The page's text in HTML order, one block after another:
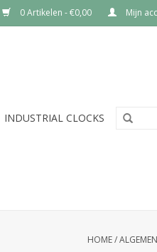
0 Artikelen - €0,00 Mijn
INDUSTRIAL CLOCKS
HOME/